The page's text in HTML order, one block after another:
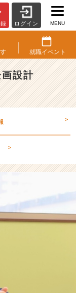
ログイン MENU
就職イベント
設計
>
>